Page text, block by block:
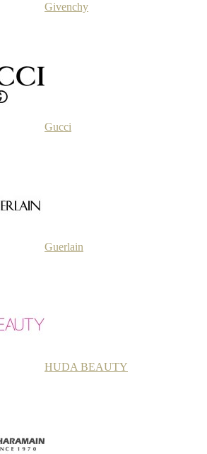
Givenchy
Gucci
Guerlain
HUDA BEAUTY